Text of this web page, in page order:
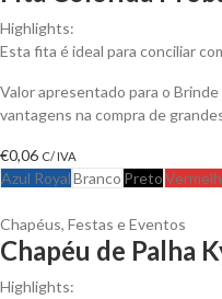
Highlights:
Esta fita é ideal para conciliar
Valor apresentado para o
vantagens na compra de
€0,06 C/ IVA
Azul RoyalBranco Preto
Chapéus, Festas e Eventos
Chapéu de Palha
Highlights: